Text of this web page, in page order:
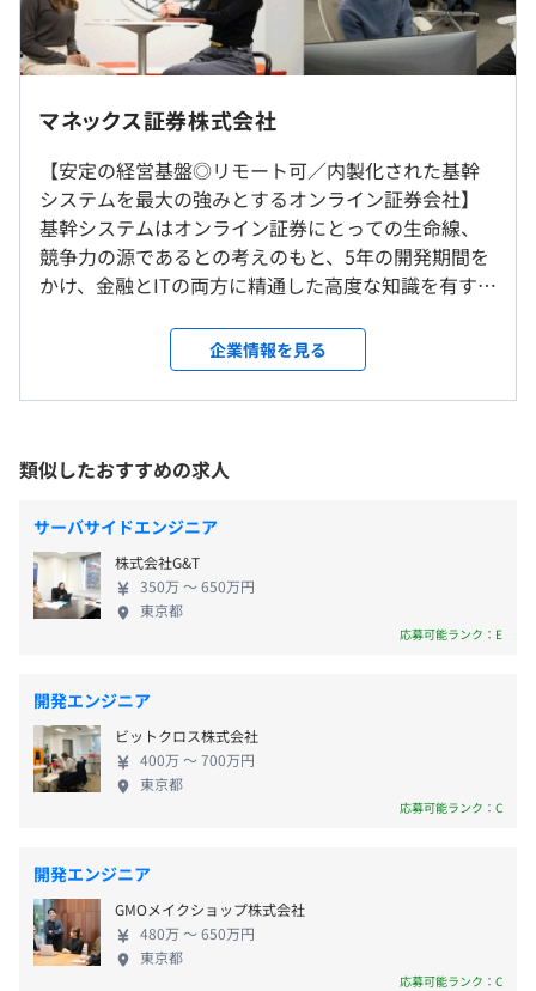
■フラットで協力的な社内文化
マネックス証券は部門間の壁がなく、フラットな組織文化
があります。システム部門と他部門の活発なコミュニケー
に貢献できます。社内イベントや部活動で社員同士の交流
が促進され、働きやすく協力的な職場環境が整っていま
す。
■社員向け研修
・証券外務員資質向上研修：全社員が証券知識の習得と資
質向上を目的とした研修を実施。
・管理職関連研修：次世代のマネジャー候補向けにアセス
力、チームマネジメントなどの体系的な研修を提供。
■自己学習支援
・資格取得支援制度：合格した資格の受験料や書籍購入費
講座を受講可能。
・オンラインビジネス英語レッスン受講制度：オンライン
英会話サービスでビジネス英語を学習。
・Eラーニングコンテンツ購入費用補助制度：Udemyの受
ハイブリッド勤務（出社日数はチームの方針や業務状況に
よる）
就業場所の変更範囲
＜雇入時＞
赤坂本社または自宅
＜変更範囲＞
会社の定める場所（テレワーク含む）
受動喫煙防止措置に関する事項
（※想定年収は年収提示額を保証するものではありません）
8：30〜17：00（所定労働時間：1日当たり7.5時間）
休憩時間：休憩60分
平均残業時間：平均10-20時間／月
・年次有給休暇（入社月に応じて2〜10日付与／次年度以
・連続休暇（5日間連続で好きな時期に取得が可能）
・誕生日休暇（誕生月内に1日取得が可能）
・勤続休暇（勤続5年毎に5日付与/好きな時期に取得が可
能）
休暇 など
賞与：年2回（会社業績・個人評価に応じて決定）
マネックス証券株式会社
【安定の経営基盤◎リモート可／内製化された基幹
システムを最大の強みとするオンライン証券会社】
基幹システムはオンライン証券にとっての生命線、
競争力の源であるとの考えのもと、5年の開発期間を
かけ、金融とITの両方に精通した高度な知識を有する
社。この『GALAXY』に関するユーザーファーストな
システムとサービス提供が、システム部門の主なミ
ッションです。 ◆業務内容 システム部門のエンジニ
成やリリース、その後の保守・運用などを対応しま
す。他部署とコミュニケーションを取りながらシステ
ム化の方向性を明確にし、自身の手でシステム開発
要件や設計に落とし込む役割や、それらを実際に開
発する役割を担っていただきます。 ◆内製化へのこ
だわり 「自由に速く開発できること」「ノウハウの
社外流出を防止」「新しいアイデアを内部に留め
メリットがあり、当社は内製化を追求しています。新
機能に関するお客様からの要求は、主にコンタクト
センターを統括するカスタマーサービス本部からき
ます。ブロックチェーンなどFinTech関連の新技術へ
の取り組みは、社内のマーケティング部やプロダク
部門がそれぞれ一丸となって、お客様にご満足いた
だける最新技術の導入や高セキュリティなシステム
の提供を目指しています。業界経験が豊富な金融エン
ジニアはもちろん、他業種から転職した中途入社の
社員や開発未経験の新卒社員も多数在籍しており、
企業情報を見る
類似したおすすめの求人
サーバサイドエンジニア
株式会社G&T
350万 〜 650万円
東京都
応募可能ランク：E
開発エンジニア
ビットクロス株式会社
400万 〜 700万円
東京都
応募可能ランク：C
開発エンジニア
GMOメイクショップ株式会社
480万 〜 650万円
東京都
応募可能ランク：C